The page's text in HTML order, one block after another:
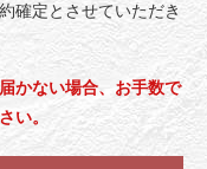
確定とさせていただき
かない場合、お手数で
い。